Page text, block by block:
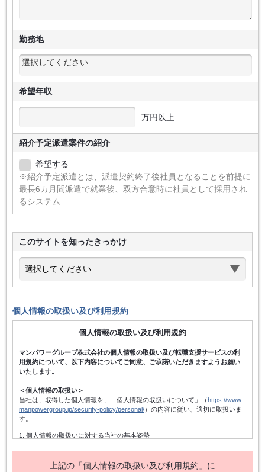
勤務地
希望年収
万円以上
紹介予定派遣案件の紹介
希望する
※紹介予定派遣とは、派遣契約終了後社員となることを前提に
最長6カ月間派遣で就業後、双方合意時に社員として採用され
るシステム
このサイトを知ったきっかけ
個人情報の取扱い及び利用規約
個人情報の取扱い及び利用規約
マンパワーグループ株式会社の個人情報の取扱い及び転職支援サービスの利
用規約について、以下内容についてご同意、ご承諾いただきますようお願い
いたします。
＜個人情報の取扱い＞
当社は、取得した個人情報を、「個人情報の取扱いについて」（ https://www.
manpowergroup.jp/security-policy/personal/）の内容に従い、適切に取扱いま
す。
1. 個人情報の取扱いに対する当社の基本姿勢
ます。また、個人情報の取得にあたっては、適法かつ公正な手段によって
上記の「個人情報の取扱い及び利用規約」に